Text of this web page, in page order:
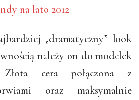
„dramatyczny” look
należy on do modelek
cera połączona z
oraz maksymalnie